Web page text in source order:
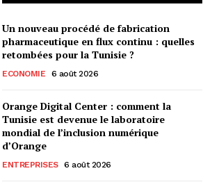
Un nouveau procédé de fabrication
pharmaceutique en flux continu : quelles
retombées pour la Tunisie ?
ECONOMIE 6 août 2026
Orange Digital Center : comment la
Tunisie est devenue le laboratoire
mondial de l’inclusion numérique
d’Orange
ENTREPRISES 6 août 2026